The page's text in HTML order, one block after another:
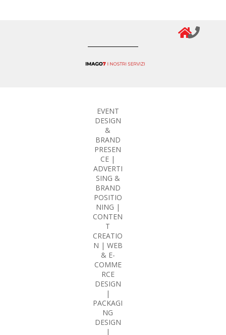
EVENT
DESIGN
&
BRAND
PRESEN
CE |
ADVERTI
SING &
BRAND
POSITIO
NING |
CONTEN
T
CREATIO
N | WEB
& E-
COMME
RCE
DESIGN
|
PACKAGI
NG
DESIGN
|